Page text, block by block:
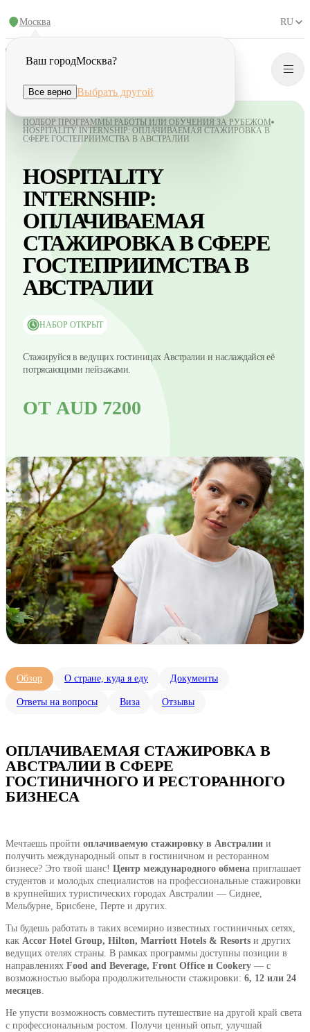
Москва
Ваш городМосква?
Все верно Выбрать другой
RU
ПОДБОР ПРОГРАММЫ РАБОТЫ ИЛИ ОБУЧЕНИЯ ЗА РУБЕЖОМ
HOSPITALITY INTERNSHIP: ОПЛАЧИВАЕМАЯ СТАЖИРОВКА В
СФЕРЕ ГОСТЕПРИИМСТВА В АВСТРАЛИИ
HOSPITALITY
INTERNSHIP:
ОПЛАЧИВАЕМАЯ
СТАЖИРОВКА В СФЕРЕ
ГОСТЕПРИИМСТВА В
АВСТРАЛИИ
НАБОР ОТКРЫТ
Стажируйся в ведущих гостиницах Австралии и наслаждайся её
потрясающими пейзажами.
ОТ AUD 7200
Обзор О стране, куда я еду Документы
Ответы на вопросы Виза Отзывы
ОПЛАЧИВАЕМАЯ СТАЖИРОВКА В
АВСТРАЛИИ В СФЕРЕ
ГОСТИНИЧНОГО И РЕСТОРАННОГО
БИЗНЕСА
Мечтаешь пройти оплачиваемую стажировку в Австралии и
получить международный опыт в гостиничном и ресторанном
бизнесе? Это твой шанс! Центр международного обмена приглашает
студентов и молодых специалистов на профессиональные стажировки
в крупнейших туристических городах Австралии — Сиднее,
Мельбурне, Брисбене, Перте и других.
Ты будешь работать в таких всемирно известных гостиничных сетях,
как Accor Hotel Group, Hilton, Marriott Hotels & Resorts и других
ведущих отелях страны. В рамках программы доступны позиции в
направлениях Food and Beverage, Front Office и Cookery — с
возможностью выбора продолжительности стажировки: 6, 12 или 24
месяцев.
Не упусти возможность совместить путешествие на другой край света
с профессиональным ростом. Получи ценный опыт, улучшай